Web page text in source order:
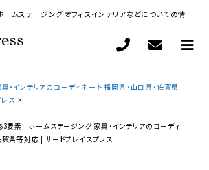
ームステージング オフィスインテリアなどについての情
・インテリアのコーディネート 福岡県・山口県・佐賀県
ス >
3要素 | ホームステージング 家具・インテリアのコーディ
賀県等対応 | サードプレイスプレス